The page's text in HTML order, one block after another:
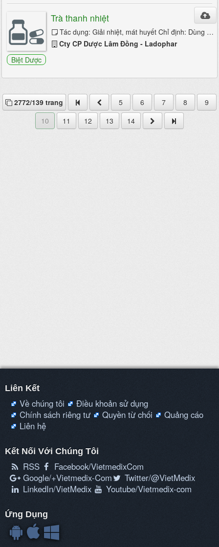
Biệt Dược
Trà thanh nhiệt
Tác dụng: Giải nhiệt, mát huyết Chỉ định: Dùng cho người có máu nóng hay bị nhức đầu, đại tiện táo bón, nước tiểu ít. Bệnh cao ...
Cty CP Dược Lâm Đồng - Ladophar
2772/139 trang 5 6 7 8
9
10
11 12 13 14
Liên Kết
Về chúng tôi
Điều khoản sử dụng
Chính sách riêng tư
Quyền từ chối
Quảng cáo
Liên hệ
Kết Nối Với Chúng Tôi
RSS
Facebook/VietmedixCom
Google/+Vietmedix-Com
Twitter/@VietMedix
LinkedIn/VietMedix
Youtube/Vietmedix-com
Ứng Dụng